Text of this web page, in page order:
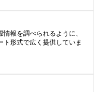
報を調べられるように、
形式で広く提供していま